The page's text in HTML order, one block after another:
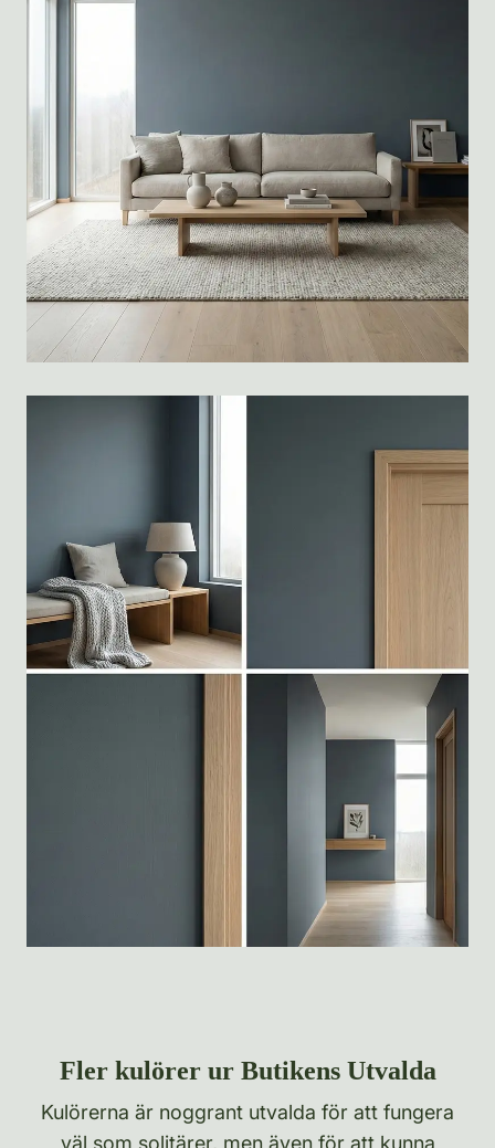
Fler kulörer ur Butikens Utvalda
Kulörerna är noggrant utvalda för att fungera